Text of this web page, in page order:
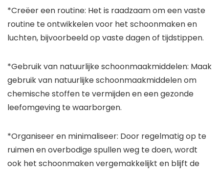
*Creëer een routine: Het is raadzaam om een vaste
routine te ontwikkelen voor het schoonmaken en
luchten, bijvoorbeeld op vaste dagen of tijdstippen.
*Gebruik van natuurlijke schoonmaakmiddelen: Maak
gebruik van natuurlijke schoonmaakmiddelen om
chemische stoffen te vermijden en een gezonde
leefomgeving te waarborgen.
*Organiseer en minimaliseer: Door regelmatig op te
ruimen en overbodige spullen weg te doen, wordt
ook het schoonmaken vergemakkelijkt en blijft de